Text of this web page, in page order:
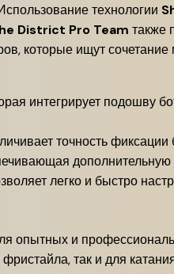
технологии
District Pro Team также
которые ищут
интегрирует подошву
точность
дополнительную
легко и быстро
опытных и
так и для